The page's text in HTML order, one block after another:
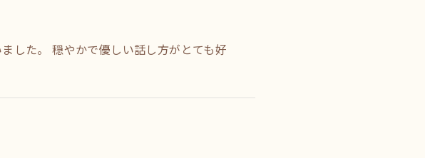
した。 穏やかで優しい話し方がとても好